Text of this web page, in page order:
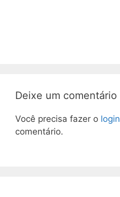
Deixe um comentário
Você precisa fazer o login
comentário.